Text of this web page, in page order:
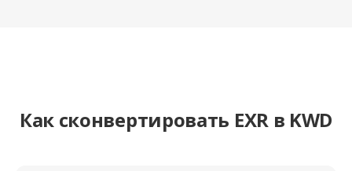
Как сконвертировать EXR в KWD